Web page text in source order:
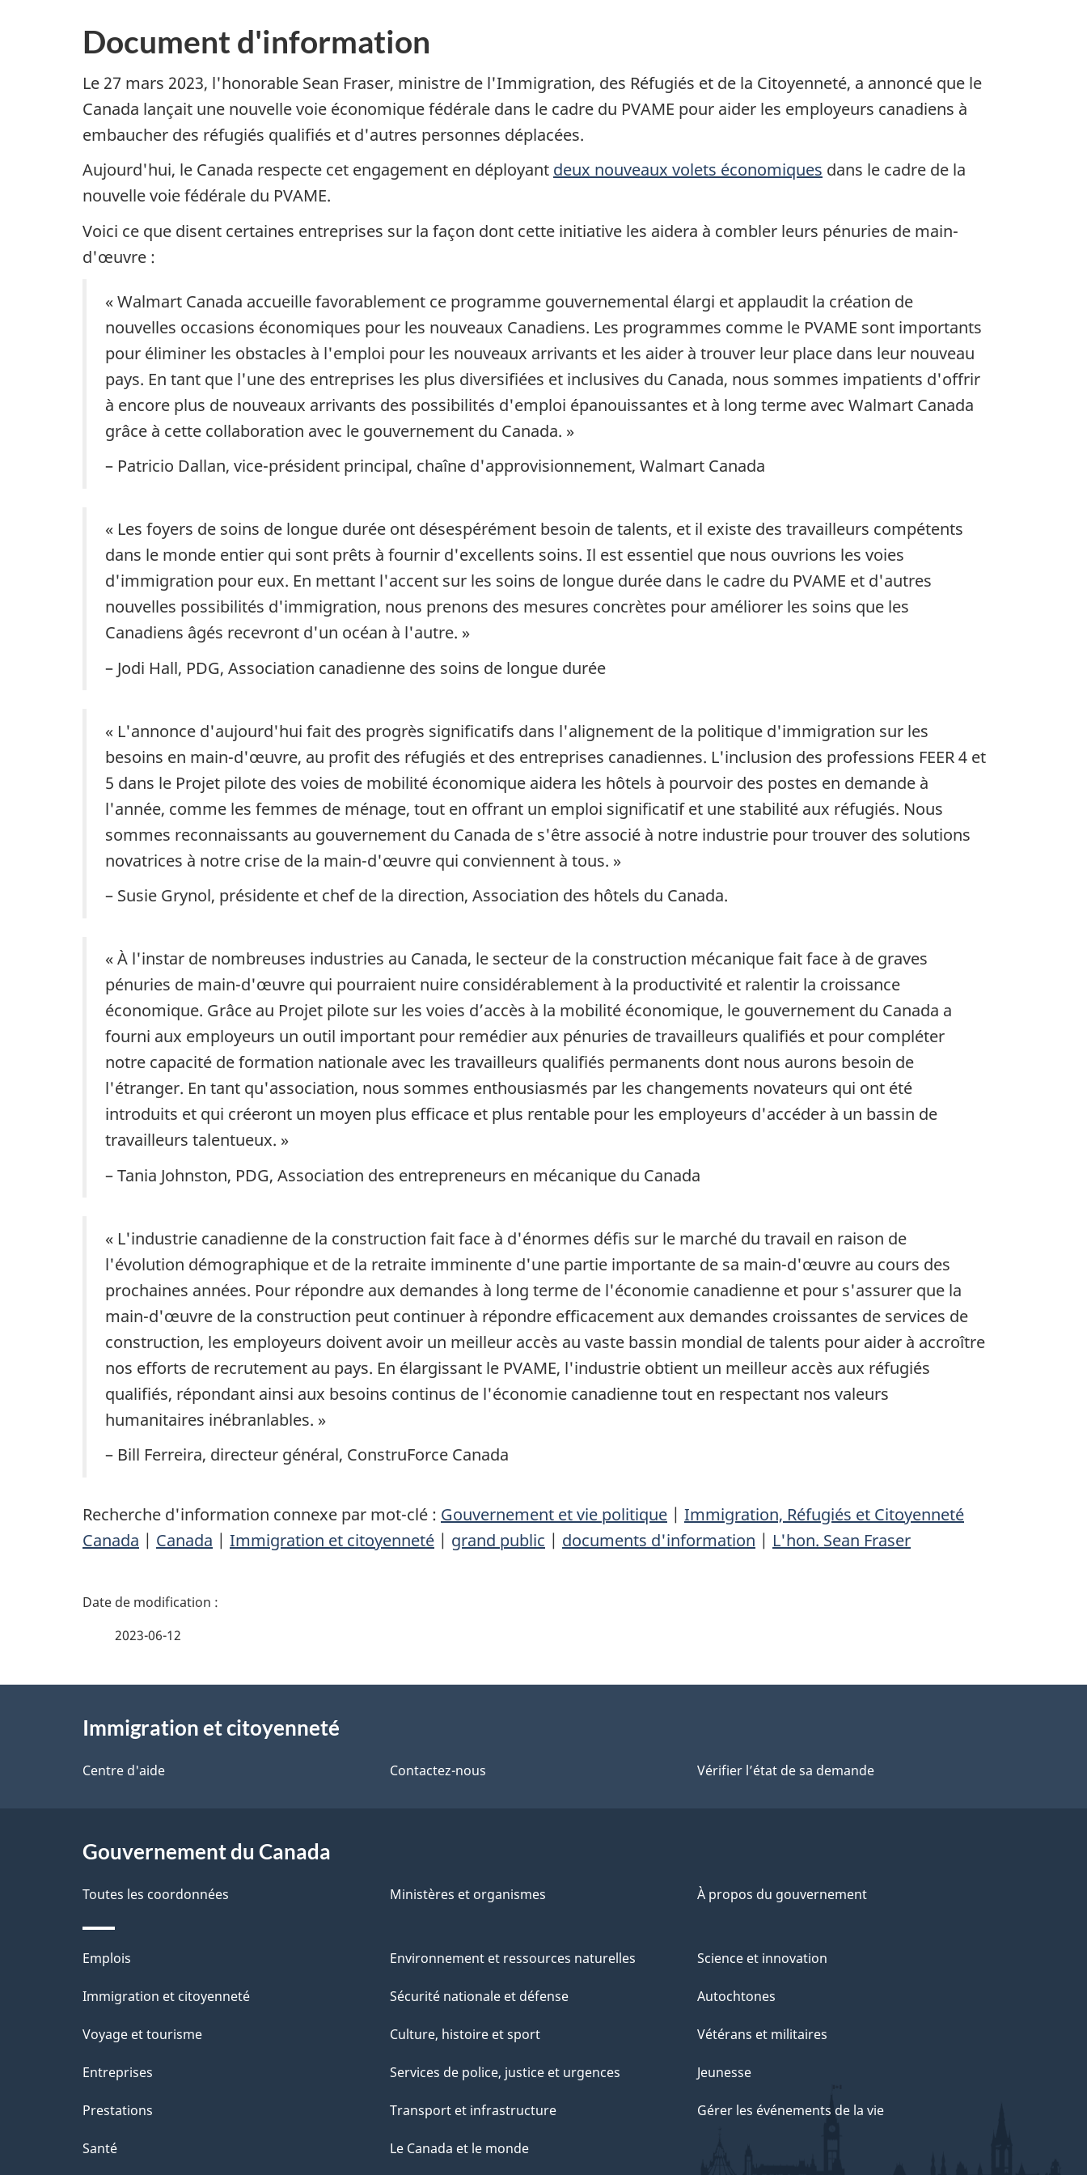
Document d'information
Le 27 mars 2023, l'honorable Sean Fraser, ministre de l'Immigration, des Réfugiés et de la Citoyenneté, a annoncé que le
Canada lançait une nouvelle voie économique fédérale dans le cadre du PVAME pour aider les employeurs canadiens à
embaucher des réfugiés qualifiés et d'autres personnes déplacées.
Aujourd'hui, le Canada respecte cet engagement en déployant deux nouveaux volets économiques dans le cadre de la
nouvelle voie fédérale du PVAME.
Voici ce que disent certaines entreprises sur la façon dont cette initiative les aidera à combler leurs pénuries de main-
d'œuvre :
« Walmart Canada accueille favorablement ce programme gouvernemental élargi et applaudit la création de
nouvelles occasions économiques pour les nouveaux Canadiens. Les programmes comme le PVAME sont importants
pour éliminer les obstacles à l'emploi pour les nouveaux arrivants et les aider à trouver leur place dans leur nouveau
pays. En tant que l'une des entreprises les plus diversifiées et inclusives du Canada, nous sommes impatients d'offrir
à encore plus de nouveaux arrivants des possibilités d'emploi épanouissantes et à long terme avec Walmart Canada
grâce à cette collaboration avec le gouvernement du Canada. »
– Patricio Dallan, vice-président principal, chaîne d'approvisionnement, Walmart Canada
« Les foyers de soins de longue durée ont désespérément besoin de talents, et il existe des travailleurs compétents
dans le monde entier qui sont prêts à fournir d'excellents soins. Il est essentiel que nous ouvrions les voies
d'immigration pour eux. En mettant l'accent sur les soins de longue durée dans le cadre du PVAME et d'autres
nouvelles possibilités d'immigration, nous prenons des mesures concrètes pour améliorer les soins que les
Canadiens âgés recevront d'un océan à l'autre. »
– Jodi Hall, PDG, Association canadienne des soins de longue durée
« L'annonce d'aujourd'hui fait des progrès significatifs dans l'alignement de la politique d'immigration sur les
besoins en main-d'œuvre, au profit des réfugiés et des entreprises canadiennes. L'inclusion des professions FEER 4 et
5 dans le Projet pilote des voies de mobilité économique aidera les hôtels à pourvoir des postes en demande à
l'année, comme les femmes de ménage, tout en offrant un emploi significatif et une stabilité aux réfugiés. Nous
sommes reconnaissants au gouvernement du Canada de s'être associé à notre industrie pour trouver des solutions
novatrices à notre crise de la main-d'œuvre qui conviennent à tous. »
– Susie Grynol, présidente et chef de la direction, Association des hôtels du Canada.
« À l'instar de nombreuses industries au Canada, le secteur de la construction mécanique fait face à de graves
pénuries de main-d'œuvre qui pourraient nuire considérablement à la productivité et ralentir la croissance
économique. Grâce au Projet pilote sur les voies d’accès à la mobilité économique, le gouvernement du Canada a
fourni aux employeurs un outil important pour remédier aux pénuries de travailleurs qualifiés et pour compléter
notre capacité de formation nationale avec les travailleurs qualifiés permanents dont nous aurons besoin de
l'étranger. En tant qu'association, nous sommes enthousiasmés par les changements novateurs qui ont été
introduits et qui créeront un moyen plus efficace et plus rentable pour les employeurs d'accéder à un bassin de
travailleurs talentueux. »
– Tania Johnston, PDG, Association des entrepreneurs en mécanique du Canada
« L'industrie canadienne de la construction fait face à d'énormes défis sur le marché du travail en raison de
l'évolution démographique et de la retraite imminente d'une partie importante de sa main-d'œuvre au cours des
prochaines années. Pour répondre aux demandes à long terme de l'économie canadienne et pour s'assurer que la
main-d'œuvre de la construction peut continuer à répondre efficacement aux demandes croissantes de services de
construction, les employeurs doivent avoir un meilleur accès au vaste bassin mondial de talents pour aider à accroître
nos efforts de recrutement au pays. En élargissant le PVAME, l'industrie obtient un meilleur accès aux réfugiés
qualifiés, répondant ainsi aux besoins continus de l'économie canadienne tout en respectant nos valeurs
humanitaires inébranlables. »
– Bill Ferreira, directeur général, ConstruForce Canada
Recherche d'information connexe par mot-clé : Gouvernement et vie politique | Immigration, Réfugiés et Citoyenneté
Canada | Canada | Immigration et citoyenneté | grand public | documents d'information | L'hon. Sean Fraser
D
a
l
d
e
l
2023-06-12
proposImmigration et citoyenneté
Centre d'aide Contactez-nous Vérifier l’état de sa demande
Gouvernement du Canada
Toutes les coordonnées Ministères et organismes À propos du gouvernement
Thèmes
et
Emplois
Immigration et citoyenneté
Voyage et tourisme
Entreprises
Prestations
Santé
Environnement et ressources naturelles
Sécurité nationale et défense
Culture, histoire et sport
Services de police, justice et urgences
Transport et infrastructure
Le Canada et le monde
Science et innovation
Autochtones
Vétérans et militaires
Jeunesse
Gérer les événements de la vie